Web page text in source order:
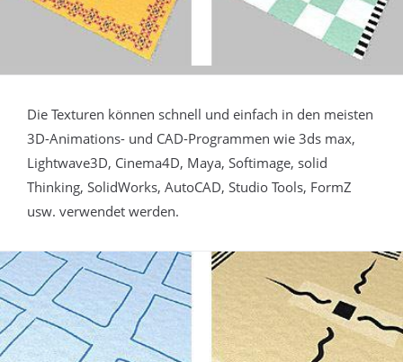
Die Texturen können schnell und einfach in den meisten
3D-Animations- und CAD-Programmen wie 3ds max,
Lightwave3D, Cinema4D, Maya, Softimage, solid
Thinking, SolidWorks, AutoCAD, Studio Tools, FormZ
usw. verwendet werden.